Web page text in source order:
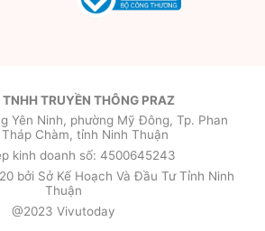
TRUYỀN THÔNG PRAZ
Yên Ninh, phường Mỹ Đông, Tp. Phan
Tháp Chàm, tỉnh Ninh Thuận
kinh doanh số: 4500645243
bởi Sở Kế Hoạch Và Đầu Tư Tỉnh Ninh
Thuận
@2023 Vivutoday